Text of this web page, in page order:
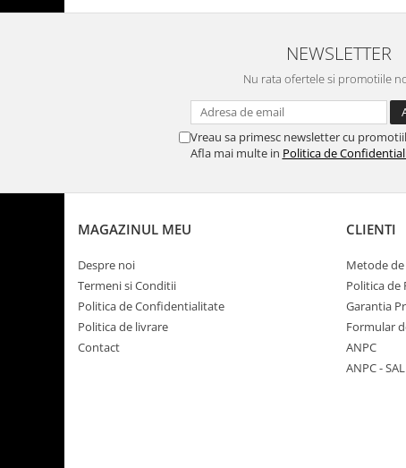
NEWSLETTER
Nu rata ofertele si promotiile
Vreau sa primesc newsletter cu
Afla mai multe in Politica de
MAGAZINUL MEU
Despre noi
Termeni si Conditii
Politica de Confidentialitate
Politica de livrare
Contact
CLIENTI
Metode
Politica de
Garantia
Formular
ANPC
ANPC - SAL